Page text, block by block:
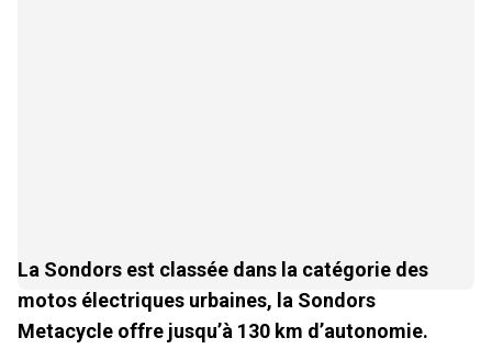
La Sondors est classée dans la catégorie des
motos électriques urbaines, la Sondors
Metacycle offre jusqu’à 130 km d’autonomie.